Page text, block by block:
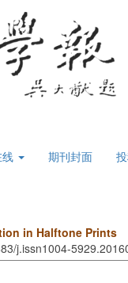
期刊封面
in Halftone Prints
j.issn1004-